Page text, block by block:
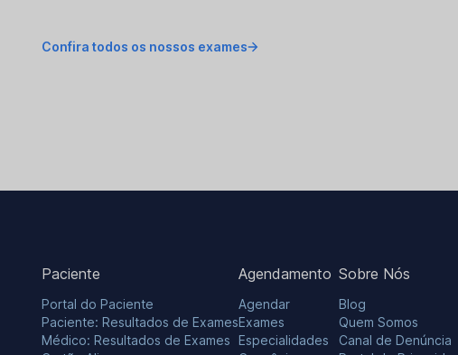
Confira todos os nossos exames
Paciente
Portal do Paciente
Paciente: Resultados de Exames
Médico: Resultados de Exames
Agendamento
Agendar
Exames
Especialidades
Sobre Nós
Blog
Quem Somos
Canal de Denúncia